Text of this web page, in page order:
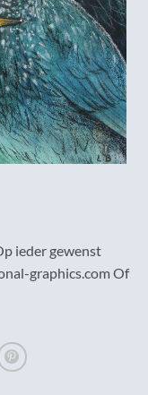
ieder gewenst
graphics.com Of